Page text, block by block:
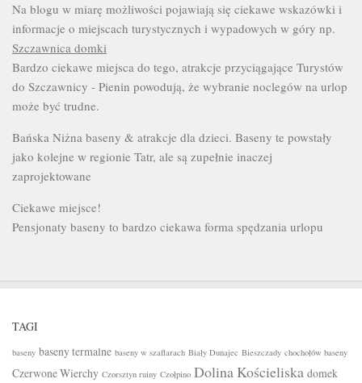
Na blogu w miarę możliwości pojawiają się ciekawe wskazówki i
informacje o miejscach turystycznych i wypadowych w góry np.
Szczawnica domki
Bardzo ciekawe miejsca do tego, atrakcje przyciągające Turystów
do Szczawnicy - Pienin powodują, że wybranie noclegów na urlop
może być trudne.
Bańska Niżna baseny & atrakcje dla dzieci. Baseny te powstały
jako kolejne w regionie Tatr, ale są zupełnie inaczej
zaprojektowane
Ciekawe miejsce!
Pensjonaty baseny to bardzo ciekawa forma spędzania urlopu
TAGI
baseny baseny termalne baseny w szaflarach Biały Dunajec Bieszczady chochołów baseny
Czerwone Wierchy Czorsztyn ruiny Czołpino Dolina Kościeliska domek